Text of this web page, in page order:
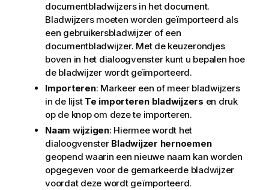
documentbladwijzers in het document.
Bladwijzers moeten worden geïmporteerd als
een gebruikersbladwijzer of een
documentbladwijzer. Met de keuzerondjes
boven in het dialoogvenster kunt u bepalen hoe
de bladwijzer wordt geïmporteerd.
Importeren: Markeer een of meer bladwijzers
in de lijst Te importeren bladwijzers en druk
op de knop om deze te importeren.
Naam wijzigen: Hiermee wordt het
dialoogvenster Bladwijzer hernoemen
geopend waarin een nieuwe naam kan worden
opgegeven voor de gemarkeerde bladwijzer
voordat deze wordt geïmporteerd.